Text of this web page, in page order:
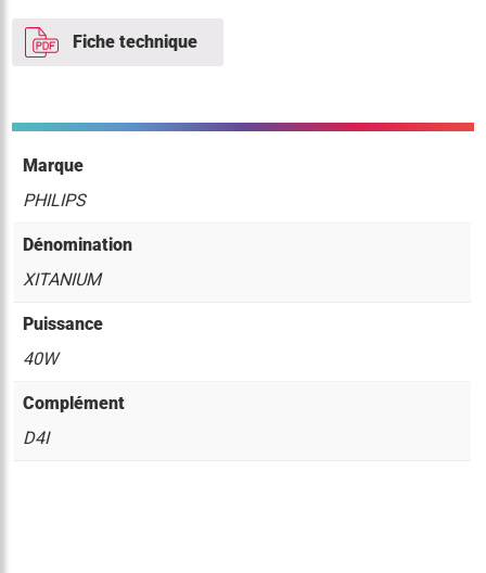
Fiche technique
Marque
PHILIPS
Dénomination
XITANIUM
Puissance
40W
Complément
D4I